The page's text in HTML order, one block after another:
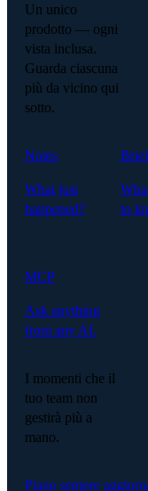
Un unico
prodotto — ogni
vista inclusa.
Guarda ciascuna
più da vicino qui
sotto.
Notes
What just
happened?
to
MCP
Ask anything
from any AI.
I momenti che il
tuo team non
gestirà più a
mano.
Piano sempre